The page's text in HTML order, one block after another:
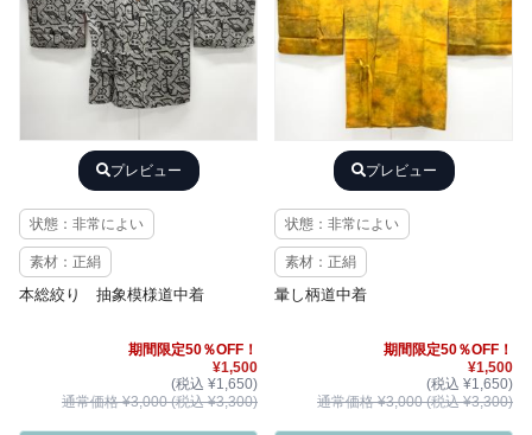
プレビュー
状態：非常によい
素材：正絹
本総絞り 抽象模様道中着
期間限定50％OFF！
¥1,500
(税込 ¥1,650)
通常価格 ¥3,000 (税込 ¥3,300)
プレビュー
状態：非常によい
素材：正絹
暈し柄道中着
期間限定50％OFF！
¥1,500
(税込 ¥1,650)
通常価格 ¥3,000 (税込 ¥3,300)